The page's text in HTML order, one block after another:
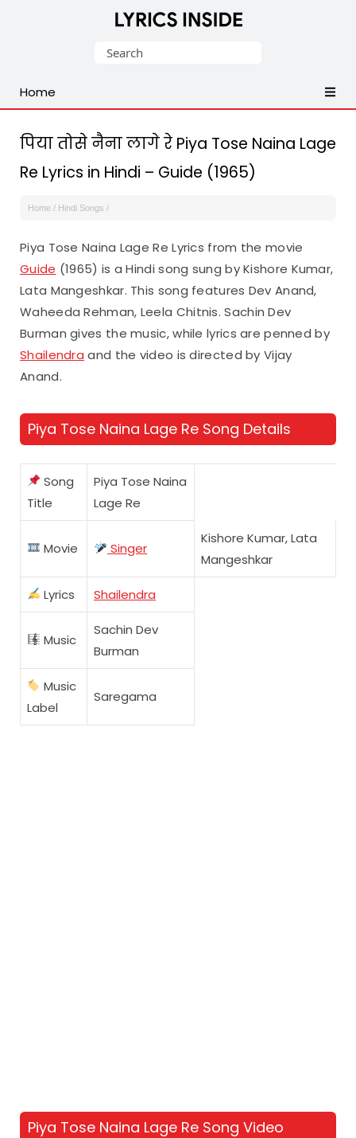
Malayalam,
English,
Songs
Lyrics
Search
Home
पिया तोसे नैना लागे रे Piya Tose Naina Lage
Re Lyrics in Hindi – Guide (1965)
Home / Hindi Songs /
Piya Tose Naina Lage Re Lyrics from the movie
Guide (1965) is a Hindi song sung by Kishore Kumar,
Lata Mangeshkar. This song features Dev Anand,
Waheeda Rehman, Leela Chitnis. Sachin Dev
Burman gives the music, while lyrics are penned by
Shailendra and the video is directed by Vijay
Anand.
Piya Tose Naina Lage Re Song Details
Song
Title
Piya Tose Naina
Lage Re
Movie Singer
Kishore Kumar, Lata
Mangeshkar
Lyrics Shailendra
Music
Sachin Dev
Burman
Music
Label
Saregama
Piya Tose Naina Lage Re Song Video